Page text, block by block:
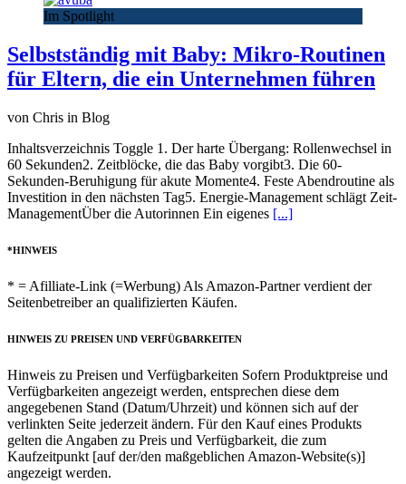
Im Spotlight
Selbstständig mit Baby: Mikro-Routinen
für Eltern, die ein Unternehmen führen
von Chris in Blog
Inhaltsverzeichnis Toggle 1. Der harte Übergang: Rollenwechsel in
60 Sekunden2. Zeitblöcke, die das Baby vorgibt3. Die 60-
Sekunden-Beruhigung für akute Momente4. Feste Abendroutine als
Investition in den nächsten Tag5. Energie-Management schlägt Zeit-
ManagementÜber die Autorinnen Ein eigenes [...]
*HINWEIS
* = Afilliate-Link (=Werbung) Als Amazon-Partner verdient der
Seitenbetreiber an qualifizierten Käufen.
HINWEIS ZU PREISEN UND VERFÜGBARKEITEN
Hinweis zu Preisen und Verfügbarkeiten Sofern Produktpreise und
Verfügbarkeiten angezeigt werden, entsprechen diese dem
angegebenen Stand (Datum/Uhrzeit) und können sich auf der
verlinkten Seite jederzeit ändern. Für den Kauf eines Produkts
gelten die Angaben zu Preis und Verfügbarkeit, die zum
Kaufzeitpunkt [auf der/den maßgeblichen Amazon-Website(s)]
angezeigt werden.